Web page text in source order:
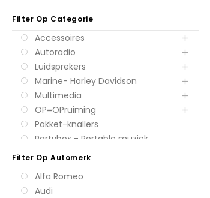
Filter Op Categorie
Accessoires
Autoradio
Luidsprekers
Marine- Harley Davidson
Multimedia
OP=OPruiming
Pakket-knallers
Partybox - Portable muziek
systemen
Subwoofers
Versterkers
Filter Op Automerk
Alfa Romeo
Audi